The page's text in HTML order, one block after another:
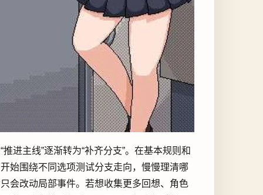
进主线”逐渐转为“补齐分支”。在基本规则和
始围绕不同选项测试分支走向，慢慢理清哪
会改动局部事件。若想收集更多回想、角色